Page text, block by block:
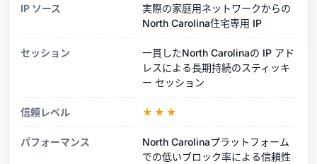
IP ソース
実際の家庭用ネットワークからの
North Carolina住宅専用 IP
セッション
一貫したNorth Carolinaの IP アド
レスによる長期持続のスティッキ
ー セッション
信頼レベル ★★★
パフォーマンス
North Carolinaプラットフォーム
での低いブロック率による信頼性